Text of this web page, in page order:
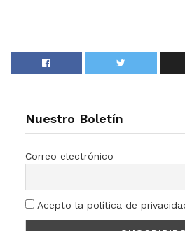
Nuestro Boletín
Correo electrónico
Acepto la política de